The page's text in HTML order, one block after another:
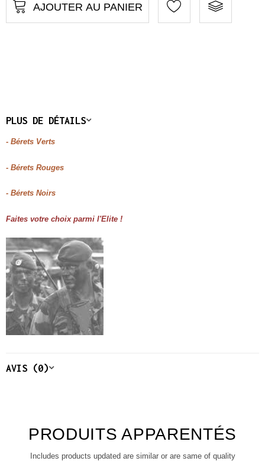
AJOUTER AU PANIER
PLUS DE DÉTAILS
- Bérets Verts
- Bérets Rouges
- Bérets Noirs
Faites votre choix parmi l'Elite !
AVIS (0)
PRODUITS APPARENTÉS
Includes products updated are similar or are same of quality